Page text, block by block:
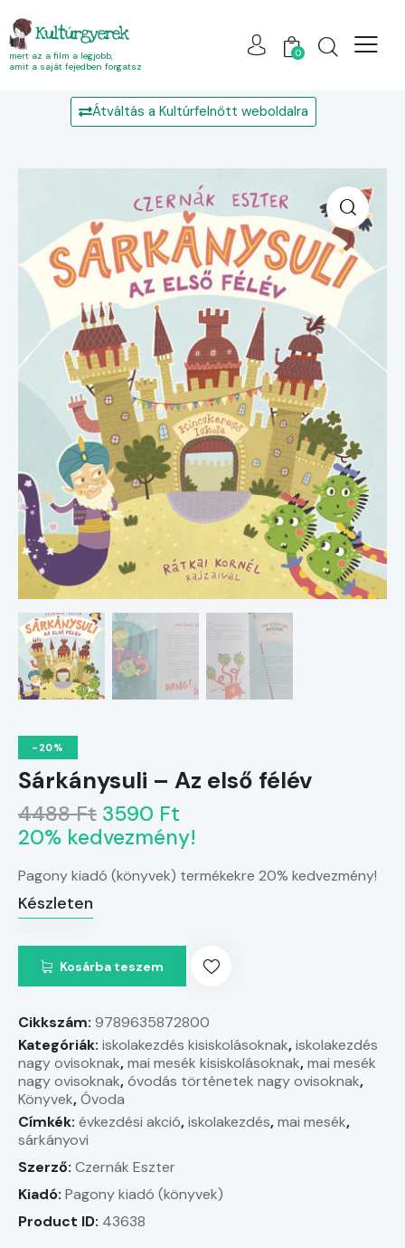
Kultúrgyerek
mert az a film a legjobb,
amit a saját fejedben forgatsz
0
Átváltás a Kultúrfelnőtt weboldalra
-20%
Sárkánysuli – Az első félév
4488 Ft 3590 Ft
20% kedvezmény!
Pagony kiadó (könyvek) termékekre 20% kedvezmény!
Készleten
Kosárba teszem
Cikkszám: 9789635872800
Kategóriák: iskolakezdés kisiskolásoknak,iskolakezdés
nagy ovisoknak,mai mesék kisiskolásoknak,mai mesék
nagy ovisoknak,óvodás történetek nagy ovisoknak,
Könyvek,Óvoda
Címkék: évkezdési akció,iskolakezdés,mai mesék,
sárkányovi
Szerző: Czernák Eszter
Kiadó: Pagony kiadó (könyvek)
Product ID: 43638